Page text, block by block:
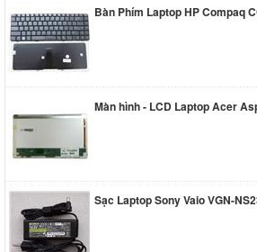
Bàn Phím Laptop HP Compaq
Màn hình - LCD Laptop Acer
Sạc Laptop Sony Vaio VGN-